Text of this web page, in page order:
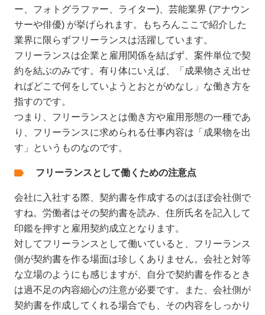
ー、フォトグラファー、ライター)、芸能業界 (アナウン
サーや俳優) が挙げられます。もちろんここで紹介した
業界に限らずフリーランスは活躍しています。
フリーランスは企業と雇用関係を結ばず、案件単位で契
約を結ぶのみです。有り体にいえば、「成果物さえ出せ
ればどこで何をしていようとおとがめなし」な働き方を
指すのです。
つまり、フリーランスとは働き方や雇用形態の一種であ
り、フリーランスに求められる仕事内容は「成果物を出
す」というものなのです。
フリーランスとして働くための注意点
会社に入社する際、契約書を作成するのはほぼ会社側で
すね。労働者はその契約書を読み、住所氏名を記入して
印鑑を押すと雇用契約成立となります。
対してフリーランスとして働いていると、フリーランス
側が契約書を作る場面は珍しくありません。会社と対等
な立場のようにも感じますが、自分で契約書を作るとき
は過不足の内容細心の注意が必要です。また、会社側が
契約書を作成してくれる場合でも、その内容をしっかり